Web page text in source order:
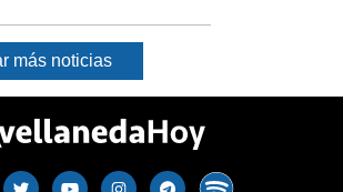
más noticias